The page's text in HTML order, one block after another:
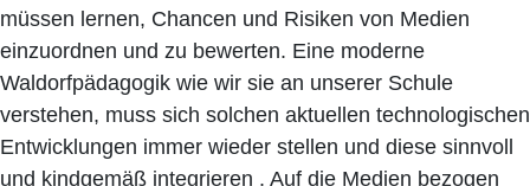
müssen lernen, Chancen und Risiken von Medien
einzuordnen und zu bewerten. Eine moderne
Waldorfpädagogik wie wir sie an unserer Schule
verstehen, muss sich solchen aktuellen technologischen
Entwicklungen immer wieder stellen und diese sinnvoll
und kindgemäß integrieren . Auf die Medien bezogen